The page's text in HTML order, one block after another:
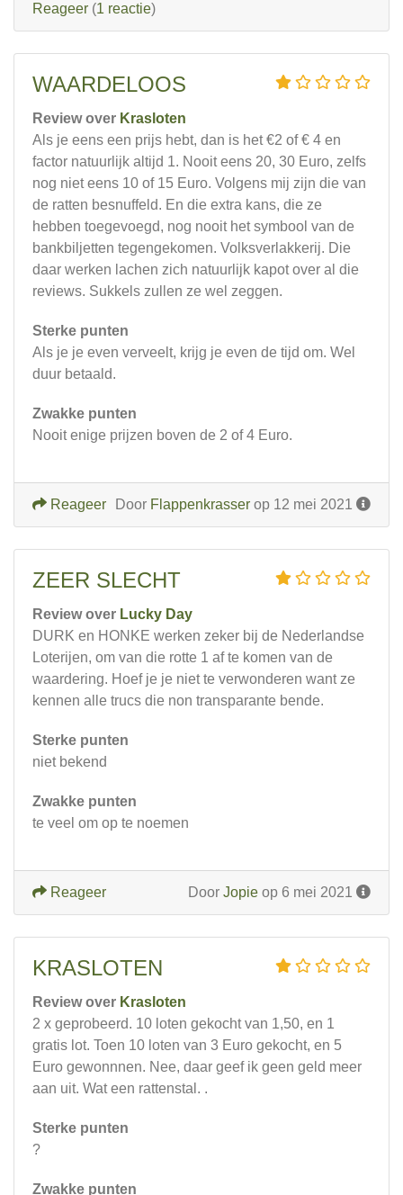
Reageer (1 reactie)
WAARDELOOS
Review over Krasloten
Als je eens een prijs hebt, dan is het €2 of € 4 en
factor natuurlijk altijd 1. Nooit eens 20, 30 Euro, zelfs
nog niet eens 10 of 15 Euro. Volgens mij zijn die van
de ratten besnuffeld. En die extra kans, die ze
hebben toegevoegd, nog nooit het symbool van de
bankbiljetten tegengekomen. Volksverlakkerij. Die
daar werken lachen zich natuurlijk kapot over al die
reviews. Sukkels zullen ze wel zeggen.
Sterke punten
Als je je even verveelt, krijg je even de tijd om. Wel
duur betaald.
Zwakke punten
Nooit enige prijzen boven de 2 of 4 Euro.
Door Flappenkrasser op 12 mei 2021
Reageer
ZEER SLECHT
Review over Lucky Day
DURK en HONKE werken zeker bij de Nederlandse
Loterijen, om van die rotte 1 af te komen van de
waardering. Hoef je je niet te verwonderen want ze
kennen alle trucs die non transparante bende.
Sterke punten
niet bekend
Zwakke punten
te veel om op te noemen
Door Jopie op 6 mei 2021
Reageer
KRASLOTEN
Review over Krasloten
2 x geprobeerd. 10 loten gekocht van 1,50, en 1
gratis lot. Toen 10 loten van 3 Euro gekocht, en 5
Euro gewonnnen. Nee, daar geef ik geen geld meer
aan uit. Wat een rattenstal. .
Sterke punten
?
Zwakke punten